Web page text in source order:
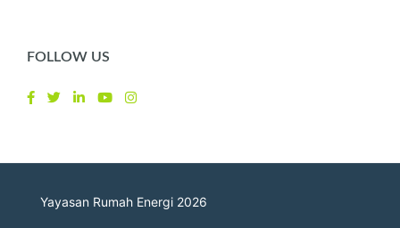
FOLLOW US
Yayasan Rumah Energi 2026